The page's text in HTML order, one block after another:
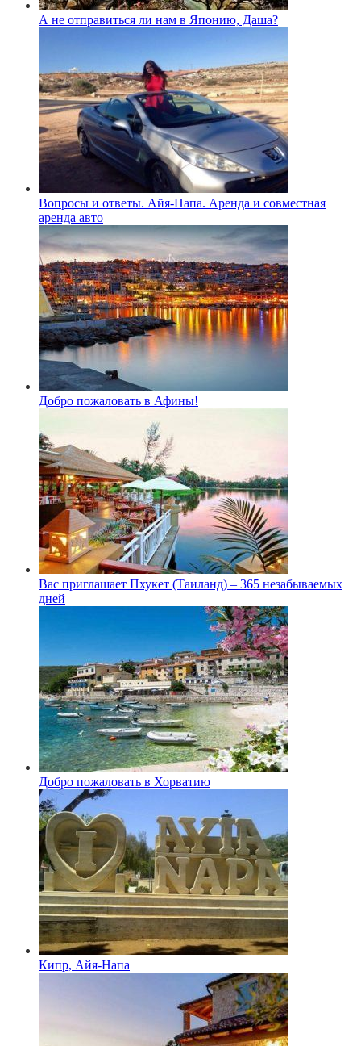
А не отправиться ли нам в Японию, Даша?
Вопросы и ответы. Айя-Напа. Аренда и совместная
аренда авто
Добро пожаловать в Афины!
Вас приглашает Пхукет (Таиланд) – 365 незабываемых
дней
Добро пожаловать в Хорватию
Кипр, Айя-Напа